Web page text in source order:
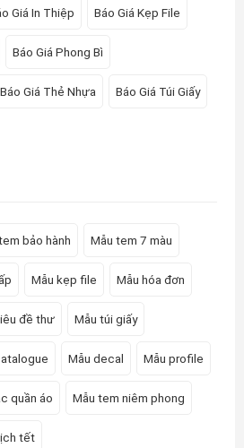
Giá In Thiệp Báo Giá Kẹp File
Báo Giá Phong Bì
Báo Giá Thẻ Nhựa Báo Giá Túi Giấy
bảo hành Mẫu tem 7 màu
Mẫu kẹp file Mẫu hóa đơn
đề thư Mẫu túi giấy
Mẫu decal Mẫu profile
quần áo Mẫu tem niêm phong
tết